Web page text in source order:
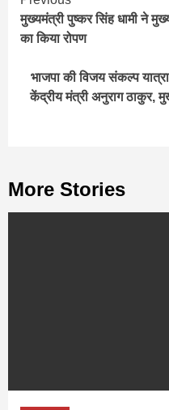
Reading
मुख्यमंत्री पुष्कर सिंह धामी ने
का किया रोपण
भाजपा की विजय संकल्प
केंद्रीय मंत्री अनुराग ठाकुर,
More Stories